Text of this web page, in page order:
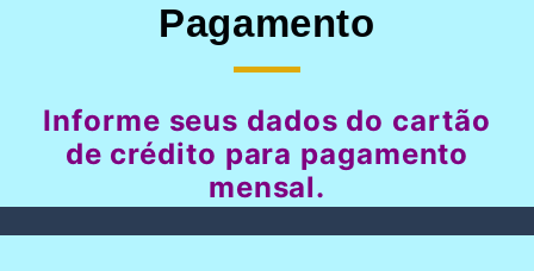
Pagamento
Informe seus dados do cartão
de crédito para pagamento
mensal.